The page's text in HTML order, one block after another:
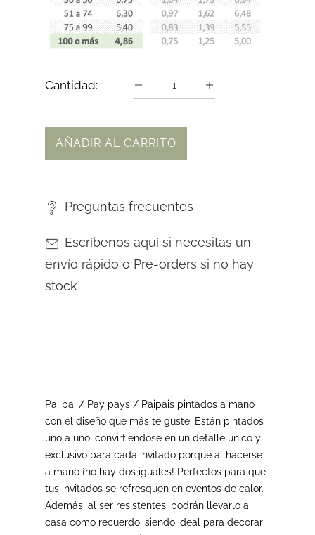
Cantidad:
AÑADIR AL CARRITO
Preguntas frecuentes
Escríbenos aquí si necesitas un
envío rápido o Pre-orders si no hay
stock
Pai pai / Pay pays / Paipáis pintados a mano
con el diseño que más te guste. Están pintados
uno a uno, convirtiéndose en un detalle único y
exclusivo para cada invitado porque al hacerse
a mano ¡no hay dos iguales! Perfectos para que
tus invitados se refresquen en eventos de calor.
Además, al ser resistentes, podrán llevarlo a
casa como recuerdo, siendo ideal para decorar